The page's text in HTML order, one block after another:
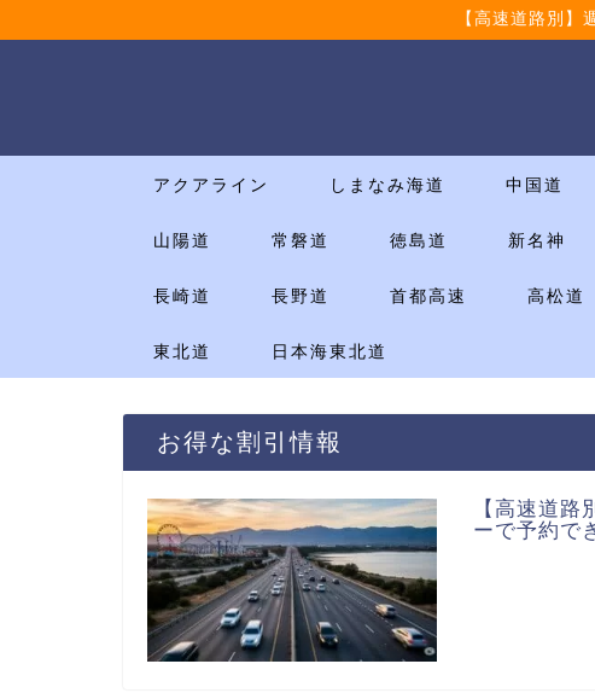
【高速道路別
アクアライン しまなみ海道 中国道
山陽道 常磐道 徳島道 新名神
長崎道 長野道 首都高速 高松道
東北道 日本海東北道
お得な割引情報
【高速道
ーで予約で